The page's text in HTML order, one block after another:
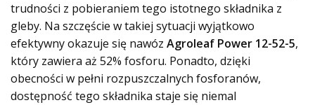
trudności z pobieraniem tego istotnego składnika z
gleby. Na szczęście w takiej sytuacji wyjątkowo
efektywny okazuje się nawóz Agroleaf Power 12-52-5,
który zawiera aż 52% fosforu. Ponadto, dzięki
obecności w pełni rozpuszczalnych fosforanów,
dostępność tego składnika staje się niemal